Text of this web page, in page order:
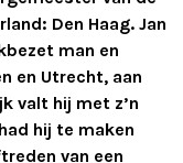
Den Haag. Jan
man en
en Utrecht, aan
valt hij met z’n
hij te maken
van een